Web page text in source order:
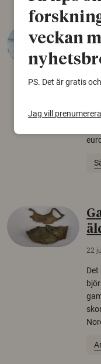
för
22
Det
veckan
PS. Det är gratis
Jag vill prenumerera